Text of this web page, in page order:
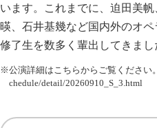
います。これまでに、迫田美
暎、石井基幾など国内外のオ
修了生を数多く輩出してきまし
※公演詳細はこちらからご覧ください。
chedule/detail/20260910_S_3.html